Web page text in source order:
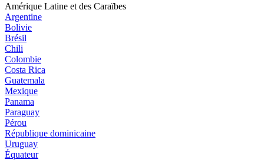
Amérique Latine et des Caraïbes
Argentine
Bolivie
Brésil
Chili
Colombie
Costa Rica
Guatemala
Mexique
Panama
Paraguay
Pérou
République dominicaine
Uruguay
Équateur